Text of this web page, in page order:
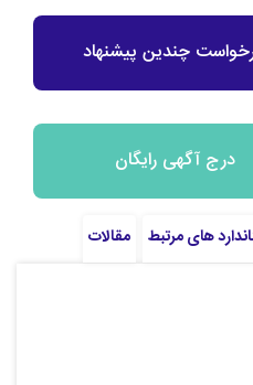
چندین پیشنهاد
درج آگهی رایگان
های مرتبط مقالات